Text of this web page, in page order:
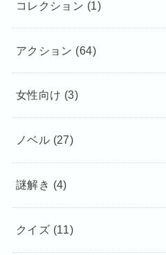
コレクション (1)
アクション (64)
女性向け (3)
ノベル (27)
謎解き (4)
クイズ (11)